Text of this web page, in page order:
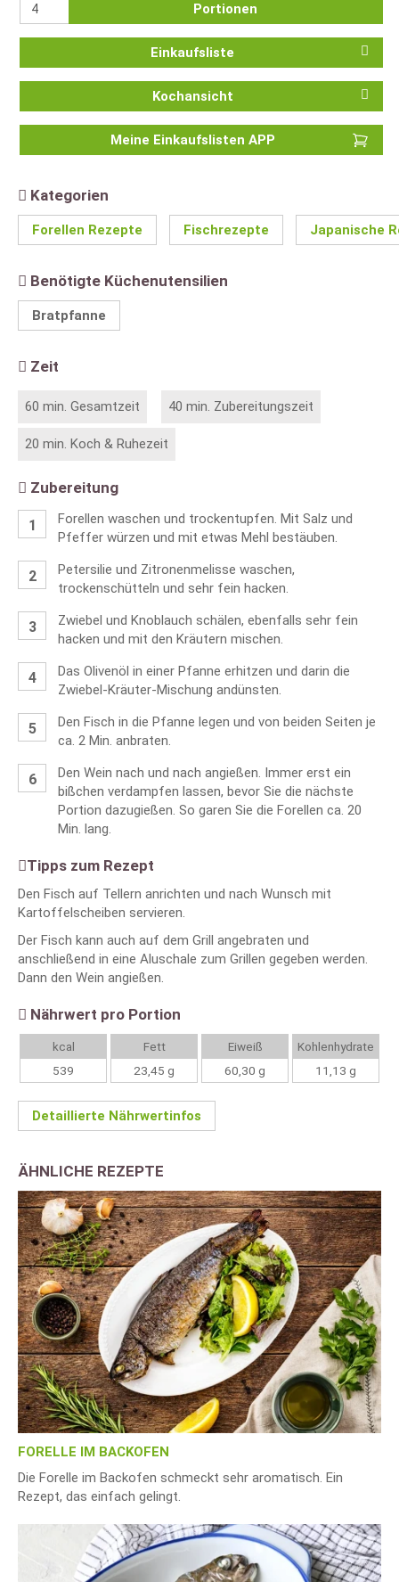
Portionen
Einkaufsliste
Kochansicht
Meine Einkaufslisten APP
Kategorien
Forellen Rezepte Fischrezepte Japanische
Benötigte Küchenutensilien
Bratpfanne
Zeit
60 min. Gesamtzeit 40 min. Zubereitungszeit
20 min. Koch & Ruhezeit
Zubereitung
Forellen waschen und trockentupfen. Mit Salz und
Pfeffer würzen und mit etwas Mehl bestäuben.
Petersilie und Zitronenmelisse waschen,
trockenschütteln und sehr fein hacken.
Zwiebel und Knoblauch schälen, ebenfalls sehr fein
hacken und mit den Kräutern mischen.
Das Olivenöl in einer Pfanne erhitzen und darin die
Zwiebel-Kräuter-Mischung andünsten.
Den Fisch in die Pfanne legen und von beiden Seiten je
ca. 2 Min. anbraten.
Den Wein nach und nach angießen. Immer erst ein
bißchen verdampfen lassen, bevor Sie die nächste
Portion dazugießen. So garen Sie die Forellen ca. 20
Min. lang.
Tipps zum Rezept
Den Fisch auf Tellern anrichten und nach Wunsch mit
Kartoffelscheiben servieren.
Der Fisch kann auch auf dem Grill angebraten und
anschließend in eine Aluschale zum Grillen gegeben werden.
Dann den Wein angießen.
Nährwert pro Portion
kcal
539
Fett
23,45 g
Eiweiß
60,30 g
Kohlenhydrate
11,13 g
Detaillierte Nährwertinfos
ÄHNLICHE REZEPTE
FORELLE IM BACKOFEN
Die Forelle im Backofen schmeckt sehr aromatisch. Ein
Rezept, das einfach gelingt.